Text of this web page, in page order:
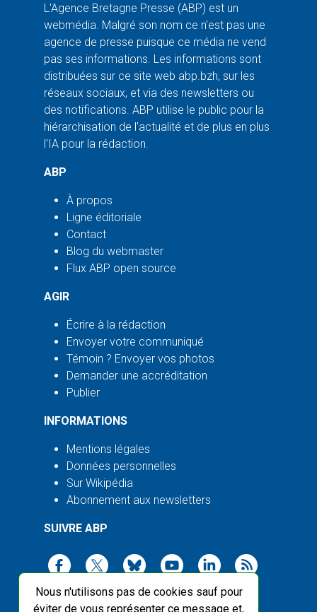
Nous n'utilisons pas de cookies sauf pour
éviter de vous représenter ce message et,
L'Agence Bretagne Presse (ABP) est un
webmédia. Malgré son nom ce n'est pas une
agence de presse puisque ce média ne vend
pas ses informations. Les informations sont
distribuées sur ce site web abp.bzh, sur les
réseaux sociaux, et via des newsletters ou
des notifications. ABP utilise le public pour la
hiérarchisation de l'actualité et de plus en plus
l'IA pour la rédaction.
ABP
À propos
Ligne éditoriale
Contact
Blog du webmaster
Flux ABP open source
AGIR
Écrire à la rédaction
Envoyer votre communiqué
Témoin ? Envoyer vos photos
Demander une accréditation
Publier
INFORMATIONS
Mentions légales
Données personnelles
Sur Wikipédia
Abonnement aux newsletters
SUIVRE ABP